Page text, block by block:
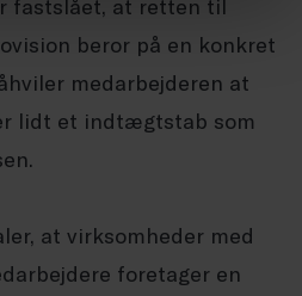
fastslået, at retten til
beror på en konkret
medarbejderen at
lidt et indtægtstab som
at virksomheder med
foretager en